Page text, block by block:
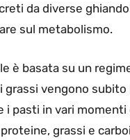
da diverse
sul metabolismo.
è basata su un
grassi vengono
i pasti in vari
grassi e